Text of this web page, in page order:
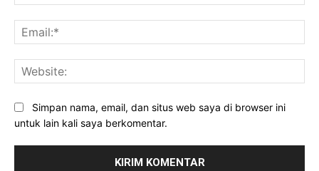
Simpan nama, email, dan situs web saya di browser ini
untuk lain kali saya berkomentar.